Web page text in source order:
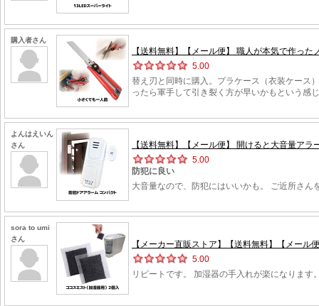
購入者さん
【送料無料】【メール便】 職人が本気で作っ
5.00
替え刃と同時に購入。プラケース（衣装ケース
ったら軍手して引き裂く方が早いかもという感
よんはえいん
さん
【送料無料】【メール便】 開けると大音量アラ
5.00
防犯に良い
大音量なので、防犯にはいいかも。 ご近所さ
sora to umi
さん
【メーカー直販ストア】【送料無料】【メール
5.00
リピートです。 加湿器の手入れが楽になります